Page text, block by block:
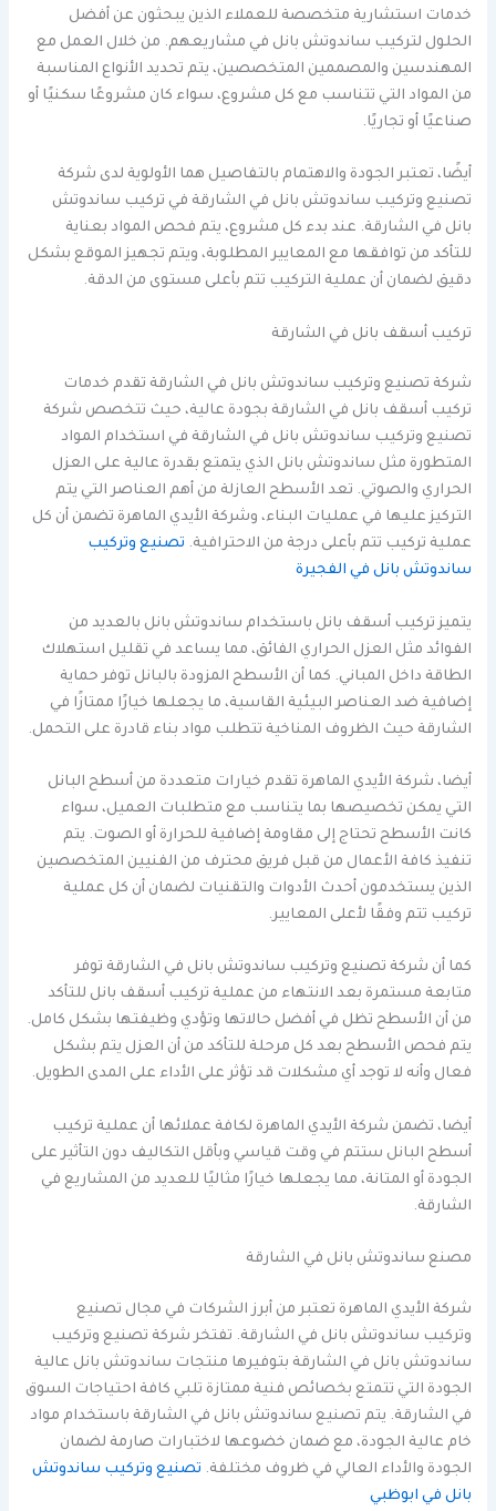
خدمات استشارية متخصصة للعملاء الذين يبحثون عن أفضل
الحلول لتركيب ساندوتش بانل في مشاريعهم. من خلال العمل مع
المهندسين والمصممين المتخصصين، يتم تحديد الأنواع المناسبة
من المواد التي تتناسب مع كل مشروع، سواء كان مشروعًا سكنيًا أو
صناعيًا أو تجاريًا.
أيضًا، تعتبر الجودة والاهتمام بالتفاصيل هما الأولوية لدى شركة
تصنيع وتركيب ساندوتش بانل في الشارقة في تركيب ساندوتش
بانل في الشارقة. عند بدء كل مشروع، يتم فحص المواد بعناية
للتأكد من توافقها مع المعايير المطلوبة، ويتم تجهيز الموقع بشكل
دقيق لضمان أن عملية التركيب تتم بأعلى مستوى من الدقة.
تركيب أسقف بانل في الشارقة
شركة تصنيع وتركيب ساندوتش بانل في الشارقة تقدم خدمات
تركيب أسقف بانل في الشارقة بجودة عالية، حيث تتخصص شركة
تصنيع وتركيب ساندوتش بانل في الشارقة في استخدام المواد
المتطورة مثل ساندوتش بانل الذي يتمتع بقدرة عالية على العزل
الحراري والصوتي. تعد الأسطح العازلة من أهم العناصر التي يتم
التركيز عليها في عمليات البناء، وشركة الأيدي الماهرة تضمن أن كل
عملية تركيب تتم بأعلى درجة من الاحترافية. تصنيع وتركيب
ساندوتش بانل في الفجيرة
يتميز تركيب أسقف بانل باستخدام ساندوتش بانل بالعديد من
الفوائد مثل العزل الحراري الفائق، مما يساعد في تقليل استهلاك
الطاقة داخل المباني. كما أن الأسطح المزودة بالبانل توفر حماية
إضافية ضد العناصر البيئية القاسية، ما يجعلها خيارًا ممتازًا في
الشارقة حيث الظروف المناخية تتطلب مواد بناء قادرة على التحمل.
أيضا، شركة الأيدي الماهرة تقدم خيارات متعددة من أسطح البانل
التي يمكن تخصيصها بما يتناسب مع متطلبات العميل، سواء
كانت الأسطح تحتاج إلى مقاومة إضافية للحرارة أو الصوت. يتم
تنفيذ كافة الأعمال من قبل فريق محترف من الفنيين المتخصصين
الذين يستخدمون أحدث الأدوات والتقنيات لضمان أن كل عملية
تركيب تتم وفقًا لأعلى المعايير.
كما أن شركة تصنيع وتركيب ساندوتش بانل في الشارقة توفر
متابعة مستمرة بعد الانتهاء من عملية تركيب أسقف بانل للتأكد
من أن الأسطح تظل في أفضل حالاتها وتؤدي وظيفتها بشكل كامل.
يتم فحص الأسطح بعد كل مرحلة للتأكد من أن العزل يتم بشكل
فعال وأنه لا توجد أي مشكلات قد تؤثر على الأداء على المدى الطويل.
أيضا، تضمن شركة الأيدي الماهرة لكافة عملائها أن عملية تركيب
أسطح البانل ستتم في وقت قياسي وبأقل التكاليف دون التأثير على
الجودة أو المتانة، مما يجعلها خيارًا مثاليًا للعديد من المشاريع في
الشارقة.
مصنع ساندوتش بانل في الشارقة
شركة الأيدي الماهرة تعتبر من أبرز الشركات في مجال تصنيع
وتركيب ساندوتش بانل في الشارقة. تفتخر شركة تصنيع وتركيب
ساندوتش بانل في الشارقة بتوفيرها منتجات ساندوتش بانل عالية
الجودة التي تتمتع بخصائص فنية ممتازة تلبي كافة احتياجات السوق
في الشارقة. يتم تصنيع ساندوتش بانل في الشارقة باستخدام مواد
خام عالية الجودة، مع ضمان خضوعها لاختبارات صارمة لضمان
الجودة والأداء العالي في ظروف مختلفة. تصنيع وتركيب ساندوتش
بانل في ابوظبي